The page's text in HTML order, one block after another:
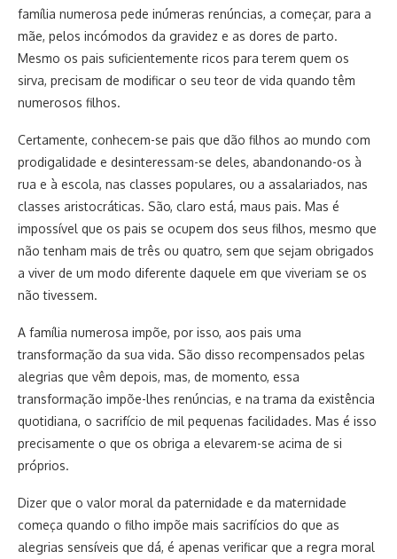
família numerosa pede inúmeras renúncias, a começar, para a
mãe, pelos incómodos da gravidez e as dores de parto.
Mesmo os pais suficientemente ricos para terem quem os
sirva, precisam de modificar o seu teor de vida quando têm
numerosos filhos.
Certamente, conhecem-se pais que dão filhos ao mundo com
prodigalidade e desinteressam-se deles, abandonando-os à
rua e à escola, nas classes populares, ou a assalariados, nas
classes aristocráticas. São, claro está, maus pais. Mas é
impossível que os pais se ocupem dos seus filhos, mesmo que
não tenham mais de três ou quatro, sem que sejam obrigados
a viver de um modo diferente daquele em que viveriam se os
não tivessem.
A família numerosa impõe, por isso, aos pais uma
transformação da sua vida. São disso recompensados pelas
alegrias que vêm depois, mas, de momento, essa
transformação impõe-lhes renúncias, e na trama da existência
quotidiana, o sacrifício de mil pequenas facilidades. Mas é isso
precisamente o que os obriga a elevarem-se acima de si
próprios.
Dizer que o valor moral da paternidade e da maternidade
começa quando o filho impõe mais sacrifícios do que as
alegrias sensíveis que dá, é apenas verificar que a regra moral